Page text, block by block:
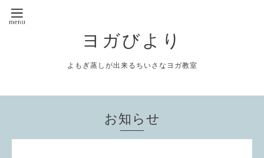
ヨガびより
よもぎ蒸しが出来るちいさなヨガ教室
お知らせ